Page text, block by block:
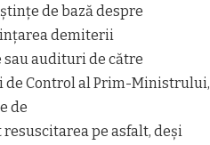
de bază despre
demiterii
sau audituri de către
de Control al Prim-Ministrului,
de
pe asfalt, deși